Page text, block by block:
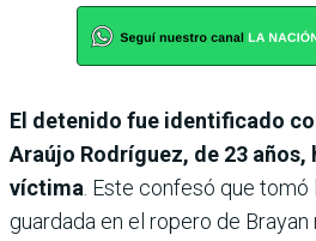
El detenido fue identificado
Araújo Rodríguez, de 23 años,
víctima. Este confesó que tomó
guardada en el ropero de